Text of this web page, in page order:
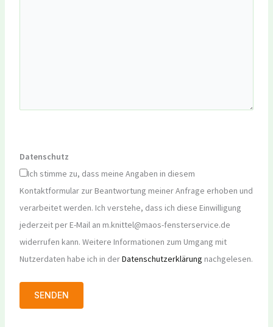
Datenschutz
Ich stimme zu, dass meine Angaben in diesem
Kontaktformular zur Beantwortung meiner Anfrage erhoben und
verarbeitet werden. Ich verstehe, dass ich diese Einwilligung
jederzeit per E-Mail an m.knittel@maos-fensterservice.de
widerrufen kann. Weitere Informationen zum Umgang mit
Nutzerdaten habe ich in derDatenschutzerklärung nachgelesen.